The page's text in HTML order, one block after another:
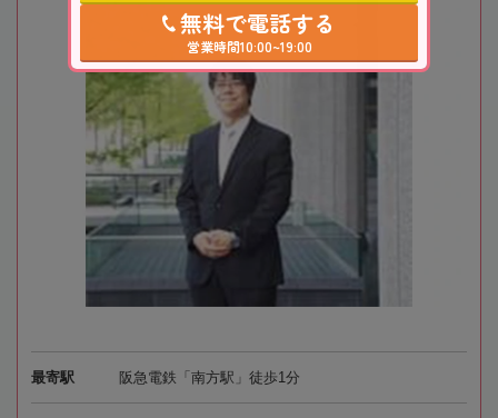
最寄駅 阪急電鉄「南方駅」徒歩1分
無料で電話する
営業時間10:00~19:00